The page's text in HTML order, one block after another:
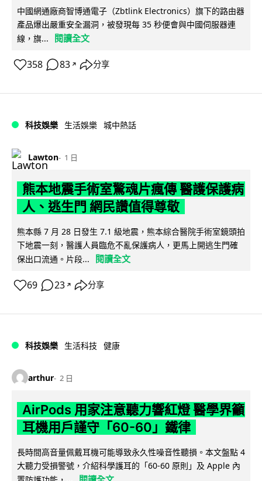
中國網通廠商智博通電子（Zbtlink Electronics）旗下的路由器
產品爆出嚴重安全漏洞，被發現每 35 秒便會與中國伺服器連
線，旗...
閱讀全文
358 83 ↗ 分享
科技娛樂 生活娛樂 城中熱話
Lawton 1 日
熊本地震手術室驚魂片瘋傳 醫護保護病
人、逃生門 網民讚值得尊敬
熊本縣 7 月 28 日發生 7.1 級地震，熊本綜合醫院手術室鏡頭拍
下地震一刻，醫護人員臨危不亂保護病人，更馬上開逃生門確
保出口流通。片段...
閱讀全文
69 23 ↗ 分享
科技娛樂 生活科技 健康
arthur 2 日
AirPods 用家注意聽力響紅燈 醫學界籲
耳機用戶謹守「60-60」鐵律
長時間高音量佩戴耳機可能導致永久性噪音性聽損。本文盤點 4
大聽力受損警號，介紹科學護耳的「60-60 原則」及 Apple 內